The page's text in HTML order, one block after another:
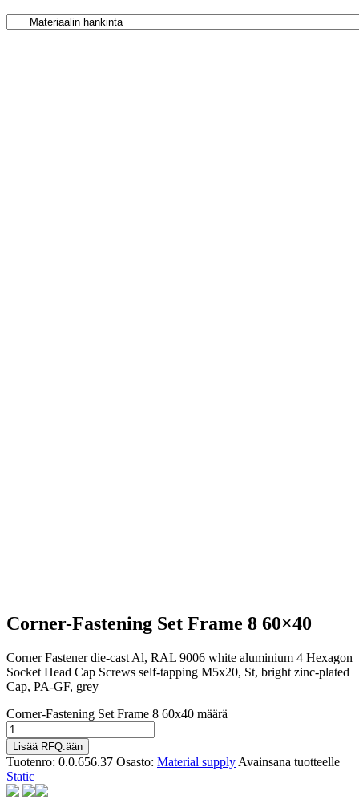
Corner-Fastening Set Frame 8 60×40
Corner Fastener die-cast Al, RAL 9006 white aluminium 4 Hexagon
Socket Head Cap Screws self-tapping M5x20, St, bright zinc-plated
Cap, PA-GF, grey
Corner-Fastening Set Frame 8 60x40 määrä
Lisää RFQ:ään
Tuotenro: 0.0.656.37 Osasto: Material supply Avainsana tuotteelle
Static